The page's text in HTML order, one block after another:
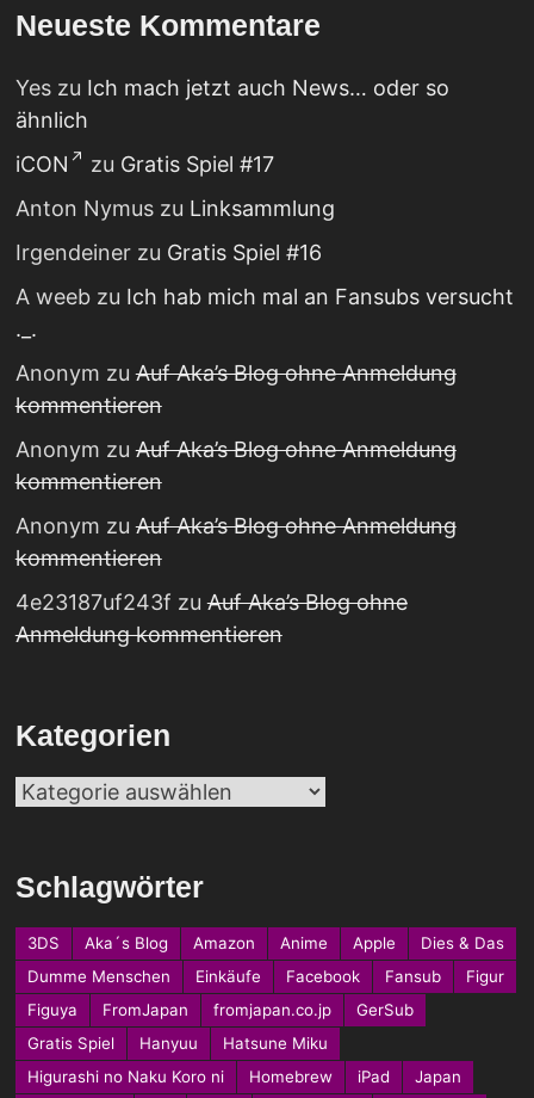
Neueste Kommentare
Yeszu Ich mach jetzt auch News… oder so
ähnlich
iCON
zu Gratis Spiel #17
Anton Nymuszu Linksammlung
Irgendeinerzu Gratis Spiel #16
A weebzu Ich hab mich mal an Fansubs versucht
._.
Anonym zuAuf Aka’s Blog ohne Anmeldung
kommentieren
Anonym zuAuf Aka’s Blog ohne Anmeldung
kommentieren
Anonym zuAuf Aka’s Blog ohne Anmeldung
kommentieren
4e23187uf243f zuAuf Aka’s Blog ohne
Anmeldung kommentieren
Kategorien
Kategorien
Schlagwörter
3DS Aka´s Blog Amazon Anime Apple
Dies & Das
Dumme Menschen
Einkäufe Facebook Fansub
Figur
Figuya
FromJapan fromjapan.co.jp
GerSub
Gratis Spiel
Hanyuu
Hatsune Miku
Higurashi no Naku Koro ni
Homebrew iPad Japan